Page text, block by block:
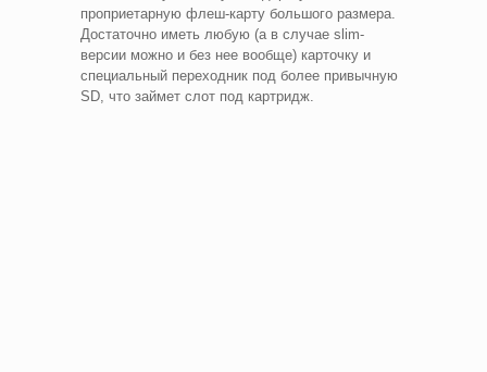
проприетарную флеш-карту большого размера.
Достаточно иметь любую (а в случае slim-
версии можно и без нее вообще) карточку и
специальный переходник под более привычную
SD, что займет слот под картридж.